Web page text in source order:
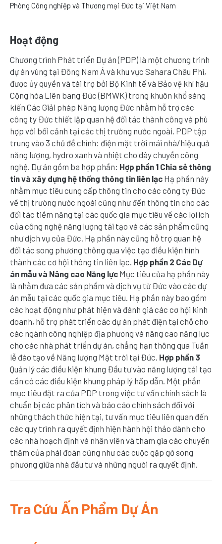
Phòng Công nghiệp và Thương mại Đức tại Việt Nam
Hoạt động
Chương trình Phát triển Dự án (PDP) là một chương trình
dự án vùng tại Đông Nam Á và khu vực Sahara Châu Phi,
được ủy quyền và tài trợ bởi Bộ Kinh tế và Bảo vệ khí hậu
Cộng hòa Liên bang Đức (BMWK) trong khuôn khổ sáng
kiến Các Giải pháp Năng lượng Đức nhằm hỗ trợ các
công ty Đức thiết lập quan hệ đối tác thành công và phù
hợp với bối cảnh tại các thị trường nước ngoài. PDP tập
trung vào 3 chủ đề chính: điện mặt trời mái nhà/hiệu quả
năng lượng, hydro xanh và nhiệt cho dây chuyền công
nghệ. Dự án gồm ba hợp phần: Hợp phần 1 Chia sẻ thông
tin và xây dựng hệ thống thông tin liên lạc Hạ phần này
nhằm mục tiêu cung cấp thông tin cho các công ty Đức
về thị trường nước ngoài cũng như đến thông tin cho các
đối tác tiềm năng tại các quốc gia mục tiêu về các lợi ích
của công nghệ năng lượng tái tạo và các sản phẩm cũng
như dịch vụ của Đức. Hạ phần này cũng hỗ trợ quan hệ
đối tác song phương thông qua việc tạo điều kiện hình
thành các cơ hội thông tin liên lạc. Hợp phần 2 Các Dự
án mẫu và Nâng cao Năng lực Mục tiêu của hạ phần này
là nhằm đưa các sản phẩm và dịch vụ từ Đức vào các dự
án mẫu tại các quốc gia mục tiêu. Hạ phần này bao gồm
các hoạt động như phát hiện và đánh giá các cơ hội kinh
doanh, hỗ trợ phát triển các dự án phát điện tại chỗ cho
các ngành công nghiệp địa phương và nâng cao năng lực
cho các nhà phát triển dự án, chẳng hạn thông qua Tuần
lễ đào tạo về Năng lượng Mặt trời tại Đức. Hợp phần 3
Quản lý các điều kiện khung Đầu tư vào năng lượng tái tạo
cần có các điều kiện khung pháp lý hấp dẫn. Một phần
mục tiêu đặt ra của PDP trong việc tư vấn chính sách là
chuẩn bị các phân tích và báo cáo chính sách đối với
những thách thức hiện tại, tư vấn mục tiêu liên quan đến
các quy trình ra quyết định hiện hành hội thảo dành cho
các nhà hoạch định và nhân viên và tham gia các chuyến
thăm của phái đoàn cũng như các cuộc gặp gỡ song
phương giữa nhà đầu tư và những người ra quyết định.
Tra Cứu Ấn Phẩm Dự Án